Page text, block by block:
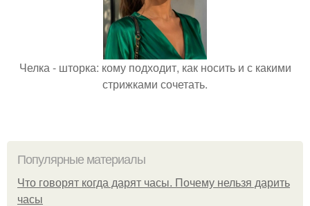
Челка - шторка: кому подходит, как носить и с какими
стрижками сочетать.
Популярные материалы
Что говорят когда дарят часы. Почему нельзя дарить
часы